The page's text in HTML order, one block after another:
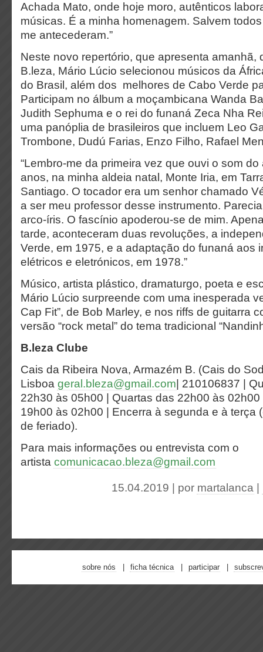
Achada Mato, onde hoje moro, autênticos
músicas. É a minha homenagem. Salvem
me antecederam.”
Neste novo repertório, que apresenta amanhã,
B.leza, Mário Lúcio selecionou músicos da
do Brasil, além dos melhores de Cabo Verde
Participam no álbum a moçambicana Wanda
Judith Sephuma e o rei do funaná Zeca Nha
uma panóplia de brasileiros que incluem Leo
Trombone, Dudú Farias, Enzo Filho, Rafael
“Lembro-me da primeira vez que ouvi o som
anos, na minha aldeia natal, Monte Iria, em
Santiago. O tocador era um senhor chamado
a ser meu professor desse instrumento.
arco-íris. O fascínio apoderou-se de mim.
tarde, aconteceram duas revoluções, a
Verde, em 1975, e a adaptação do funaná aos
elétricos e eletrónicos, em 1978.”
Músico, artista plástico, dramaturgo, poeta e
Mário Lúcio surpreende com uma inesperada
Cap Fit”, de Bob Marley, e nos riffs de guitarra
versão “rock metal” do tema tradicional
B.leza Clube
Cais da Ribeira Nova, Armazém B. (Cais do
Lisboa geral.bleza@gmail.com | 210106837 |
22h30 às 05h00 | Quartas das 22h00 às
19h00 às 02h00 | Encerra à segunda e à terça
de feriado).
Para mais informações ou entrevista com o
artista comunicacao.bleza@gmail.com
15.04.2019 | por martalanca
sobre nós ficha técnica participar